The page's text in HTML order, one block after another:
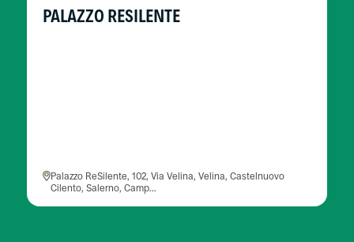
PALAZZO RESILENTE
Palazzo ReSilente, 102, Via Velina, Velina, Castelnuovo
Cilento, Salerno, Camp...